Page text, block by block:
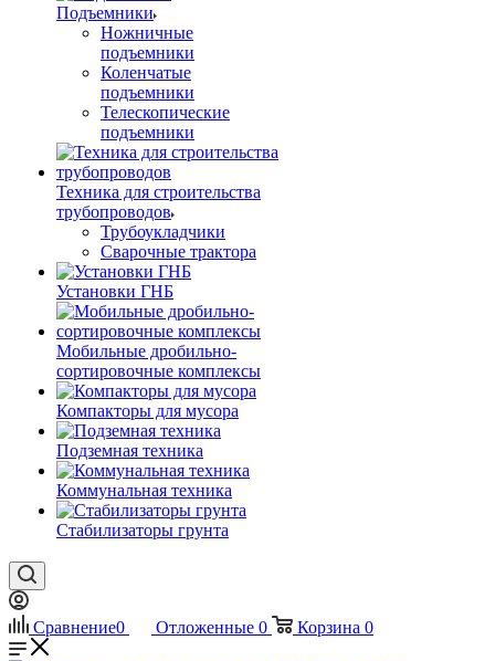
Подъемники
Ножничные
подъемники
Коленчатые
подъемники
Телескопические
подъемники
Техника для строительства
трубопроводов
Трубоукладчики
Сварочные трактора
Установки ГНБ
Мобильные дробильно-
сортировочные комплексы
Компакторы для мусора
Подземная техника
Коммунальная техника
Стабилизаторы грунта
Сравнение0 Отложенные 0 Корзина 0